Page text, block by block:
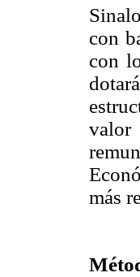
con
con
más